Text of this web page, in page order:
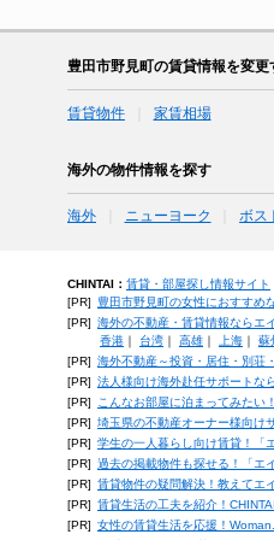
豊田市野見町の賃貸情報を変更
賃貸物件 家賃相場
海外の物件情報を探す
海外 ニューヨーク ボス
CHINTAI： 賃貸・部屋探し情報サイト
[PR]
豊田市野見町の女性におすすめ
[PR] 海外の不動産・賃貸情報ならエ
香港｜ 台湾｜ 高雄｜ 上海｜ 蘇
[PR] 海外不動産～投資・居住・別荘
[PR] 法人様向け海外赴任サポートな
[PR]
こんなお部屋に泊まってみたい
[PR] 埼玉県の不動産オーナー様向け
[PR] 学生の一人暮らし向け賃貸！「
[PR] 過去の掲載物件も探せる！「エ
[PR] 賃貸物件の疑問解決！教えてエ
[PR] 賃貸生活の工夫を紹介！
[PR] 女性の賃貸生活を応援！